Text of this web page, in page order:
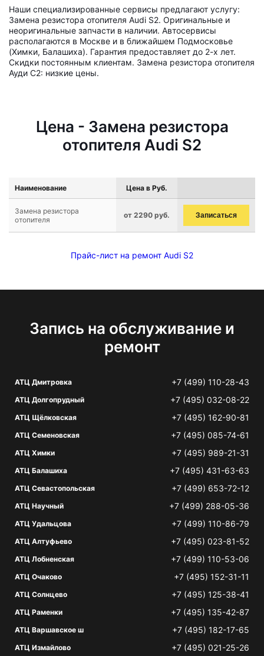
Наши специализированные сервисы предлагают услугу:
Замена резистора отопителя Audi S2. Оригинальные и
неоригинальные запчасти в наличии. Автосервисы
располагаются в Москве и в ближайшем Подмосковье
(Химки, Балашиха). Гарантия предоставляет до 2-х лет.
Скидки постоянным клиентам. Замена резистора отопителя
Ауди С2: низкие цены.
Цена - Замена резистора
отопителя Audi S2
Наименование Цена в Руб.
Замена резистора
отопителя
от 2290 руб. Записаться
Прайс-лист на ремонт Audi S2
Запись на обслуживание и
ремонт
АТЦ Дмитровка +7 (499) 110-28-43
АТЦ Долгопрудный +7 (495) 032-08-22
АТЦ Щёлковская +7 (495) 162-90-81
АТЦ Семеновская +7 (495) 085-74-61
АТЦ Химки +7 (495) 989-21-31
АТЦ Балашиха +7 (495) 431-63-63
АТЦ Севастопольская +7 (499) 653-72-12
АТЦ Научный +7 (499) 288-05-36
АТЦ Удальцова +7 (499) 110-86-79
АТЦ Алтуфьево +7 (495) 023-81-52
АТЦ Лобненская +7 (499) 110-53-06
АТЦ Очаково +7 (495) 152-31-11
АТЦ Солнцево +7 (495) 125-38-41
АТЦ Раменки +7 (495) 135-42-87
АТЦ Варшавское ш +7 (495) 182-17-65
АТЦ Измайлово +7 (495) 021-25-26